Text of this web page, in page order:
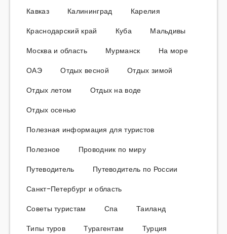
Кавказ
Калининград
Карелия
Краснодарский край
Куба
Мальдивы
Москва и область
Мурманск
На море
ОАЭ
Отдых весной
Отдых зимой
Отдых летом
Отдых на воде
Отдых осенью
Полезная информация для туристов
Полезное
Проводник по миру
Путеводитель
Путеводитель по России
Санкт-Петербург и область
Советы туристам
Спа
Таиланд
Типы туров
Турагентам Турция